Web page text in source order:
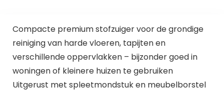
Compacte premium stofzuiger voor de grondige
reiniging van harde vloeren, tapijten en
verschillende oppervlakken – bijzonder goed in
woningen of kleinere huizen te gebruiken
Uitgerust met spleetmondstuk en meubelborstel